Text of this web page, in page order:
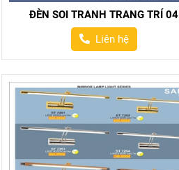
ĐÈN SOI TRANH TRANG TRÍ 04
Liên hệ